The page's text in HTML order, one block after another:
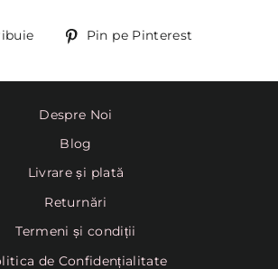
DistribuiePin pe Pinterest
Despre Noi
Blog
Livrare și plată
Returnări
Termeni și condiții
de Confidențialitate